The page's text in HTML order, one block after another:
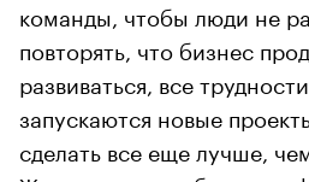
команды, чтобы люди не
повторять, что бизнес
развиваться, все
запускаются новые
сделать все еще лучше,